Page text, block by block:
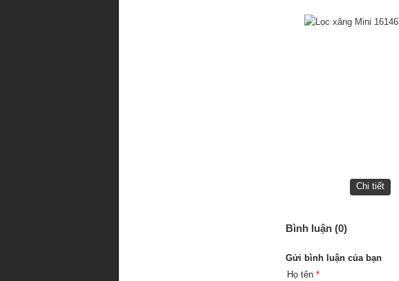
Chi tiết
Bình luận (0)
Gửi bình luận của bạn
Họ tên*